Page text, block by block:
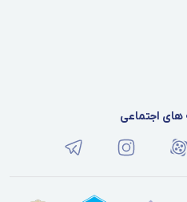
های اجتماعی